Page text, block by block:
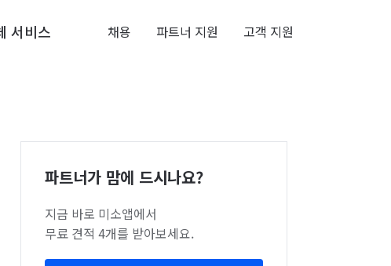
서비스 채용 파트너 지원 고객 지원
파트너가 맘에 드시나요?
지금 바로 미소앱에서
무료 견적 4개를 받아보세요.